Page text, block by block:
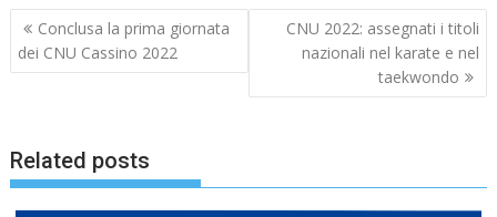
Navigazione
articoli
Conclusa la prima giornata
dei CNU Cassino 2022
CNU 2022: assegnati i titoli
nazionali nel karate e nel
taekwondo
Related posts